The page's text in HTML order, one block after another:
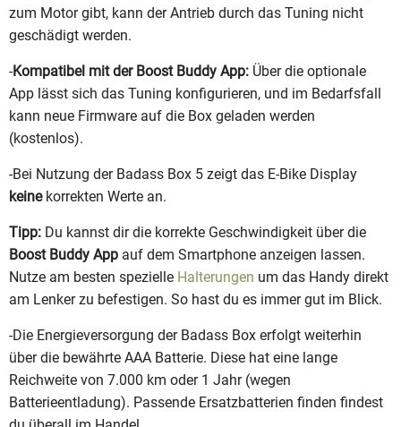
zum Motor gibt, kann der Antrieb durch das Tuning nicht
geschädigt werden.
-Kompatibel mit der Boost Buddy App: Über die optionale
App lässt sich das Tuning konfigurieren, und im Bedarfsfall
kann neue Firmware auf die Box geladen werden
(kostenlos).
-Bei Nutzung der Badass Box 5 zeigt das E-Bike Display
keinekorrekten Werte an.
Tipp: Du kannst dir die korrekte Geschwindigkeit über die
Boost Buddy App auf dem Smartphone anzeigen lassen.
Nutze am besten spezielle Halterungen um das Handy direkt
am Lenker zu befestigen. So hast du es immer gut im Blick.
-Die Energieversorgung der Badass Box erfolgt weiterhin
über die bewährte AAA Batterie. Diese hat eine lange
Reichweite von 7.000 km oder 1 Jahr (wegen
Batterieentladung). Passende Ersatzbatterien finden findest